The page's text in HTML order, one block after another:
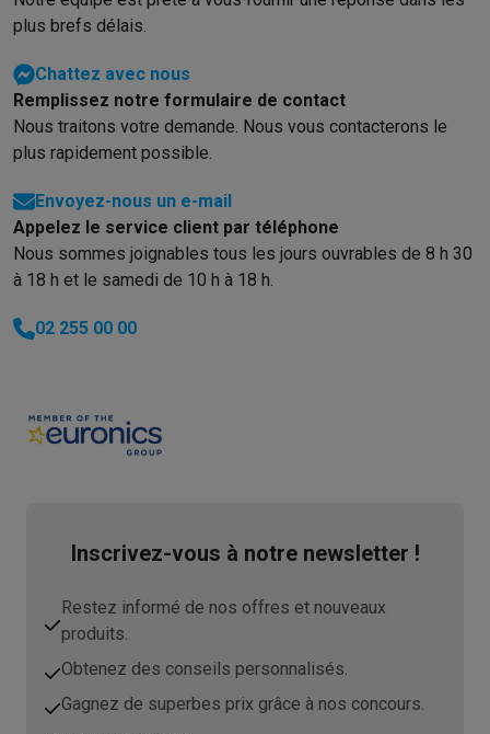
plus brefs délais.
Chattez avec nous
Remplissez notre formulaire de contact
Nous traitons votre demande. Nous vous contacterons le
plus rapidement possible.
Envoyez-nous un e-mail
Appelez le service client par téléphone
Nous sommes joignables tous les jours ouvrables de 8 h 30
à 18 h et le samedi de 10 h à 18 h.
02 255 00 00
Inscrivez-vous à notre newsletter !
Restez informé de nos offres et nouveaux
produits.
Obtenez des conseils personnalisés.
Gagnez de superbes prix grâce à nos concours.